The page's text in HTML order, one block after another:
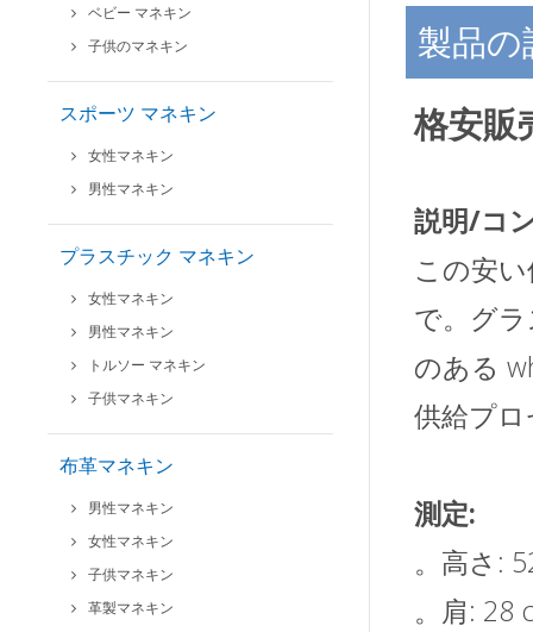
ベビー マネキン
子供のマネキン
スポーツ マネキン
女性マネキン
男性マネキン
プラスチック マネキン
女性マネキン
男性マネキン
トルソー マネキン
子供マネキン
布革マネキン
男性マネキン
女性マネキン
子供マネキン
革製マネキン
製品の
格安販
説明/コ
この安
で。グ
のある
供給プ
測定:
。高さ:
。肩: 28